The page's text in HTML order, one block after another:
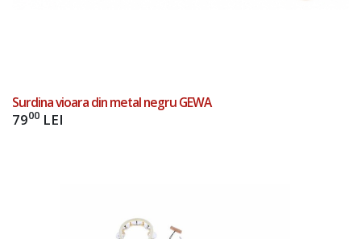
Surdina vioara din metal negru GEWA
7900 LEI